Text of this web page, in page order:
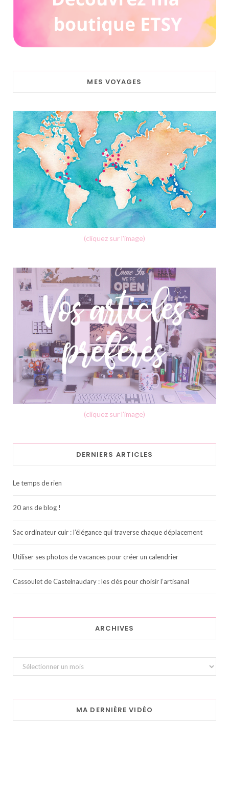
MES VOYAGES
(cliquez sur l'image)
(cliquez sur l'image)
DERNIERS ARTICLES
Le temps de rien
20 ans de blog !
Sac ordinateur cuir : l’élégance qui traverse chaque déplacement
Utiliser ses photos de vacances pour créer un calendrier
Cassoulet de Castelnaudary : les clés pour choisir l’artisanal
ARCHIVES
Archives
MA DERNIÈRE VIDÉO